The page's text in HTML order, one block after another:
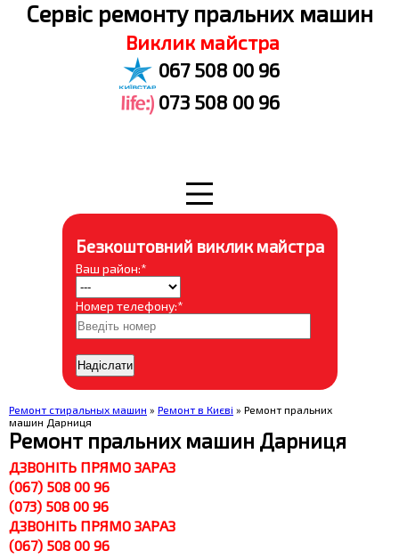
Cервіс ремонту пральних машин
Виклик майстра
067 508 00 96
073 508 00 96
Безкоштовний виклик майстра
Ваш район:*
Номер телефону:*
Ремонт стиральных машин » Ремонт в Києві » Ремонт пральних
машин Дарниця
Ремонт пральних машин Дарниця
ДЗВОНІТЬ ПРЯМО ЗАРАЗ
(067) 508 00 96
(073) 508 00 96
ДЗВОНІТЬ ПРЯМО ЗАРАЗ
(067) 508 00 96